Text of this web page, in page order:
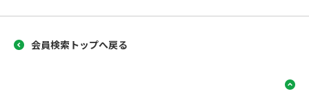
会員検索トップへ戻る